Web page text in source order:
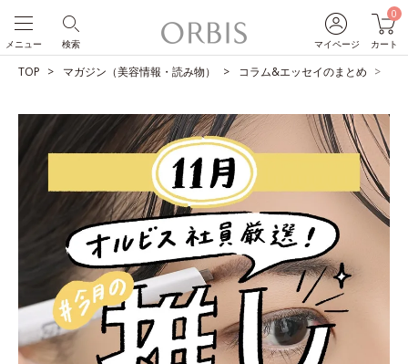
マイページ
0
カート
検索
メニュー
TOP マガジン（美容情報・読み物） コラム&エッセイのまとめ